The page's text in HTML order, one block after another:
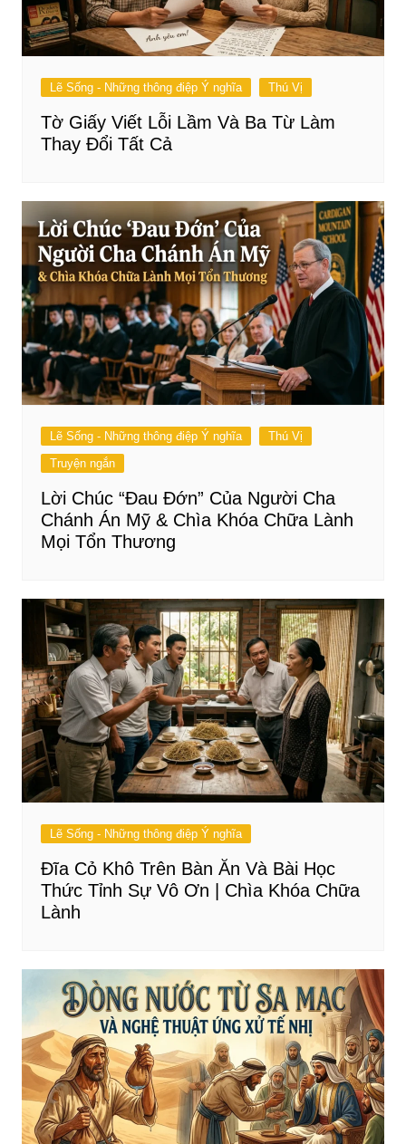
Lẽ Sống - Những thông điệp Ý nghĩa Thú Vị
Tờ Giấy Viết Lỗi Lầm Và Ba Từ Làm
Thay Đổi Tất Cả
Lẽ Sống - Những thông điệp Ý nghĩa
Thú Vị
Truyện ngắn
Lời Chúc “Đau Đớn” Của Người Cha
Chánh Án Mỹ & Chìa Khóa Chữa Lành
Mọi Tổn Thương
Lẽ Sống - Những thông điệp Ý nghĩa
Đĩa Cỏ Khô Trên Bàn Ăn Và Bài Học
Thức Tỉnh Sự Vô Ơn | Chìa Khóa Chữa
Lành